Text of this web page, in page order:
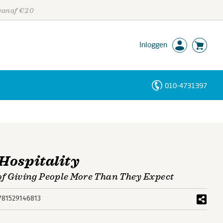
€20
Inloggen
010-4731397
Giving People More Than They Expect
Personen